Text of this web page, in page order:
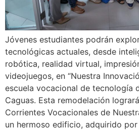
Jóvenes estudiantes podrán
tecnológicas actuales, desde
robótica, realidad virtual,
videojuegos, en “Nuestra
escuela vocacional de tecnología
Caguas. Esta remodelación
Corrientes Vocacionales de
un hermoso edificio, adquirido